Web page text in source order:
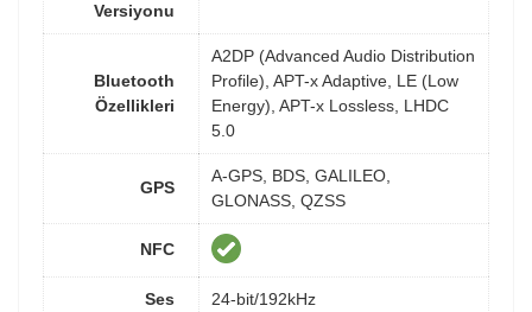
Versiyonu
Bluetooth
Özellikleri
A2DP (Advanced Audio Distribution
Profile), APT-x Adaptive, LE (Low
Energy), APT-x Lossless, LHDC
5.0
GPS
A-GPS, BDS, GALILEO,
GLONASS, QZSS
NFC
Ses
24-bit/192kHz